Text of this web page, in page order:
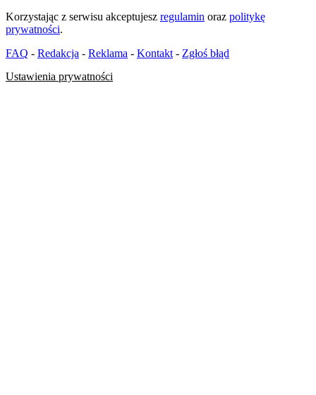
Korzystając z serwisu akceptujesz regulamin oraz politykę
prywatności.
FAQ - Redakcja - Reklama - Kontakt - Zgłoś błąd
Ustawienia prywatności